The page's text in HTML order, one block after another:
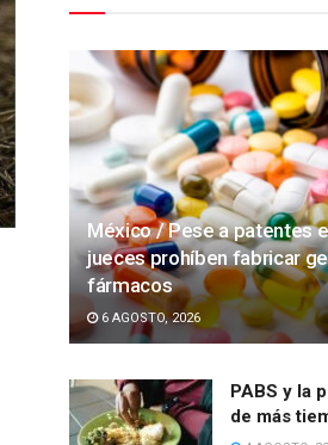
México / Pese a patentes
jueces prohíben fabricar
fármacos
6 AGOSTO, 2026
PABS y la
de más